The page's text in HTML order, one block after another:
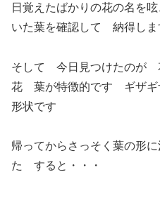
日覚えたばかりの花の名を
いた葉を確認して 納得しま
そして 今日見つけたのが
花 葉が特徴的です ギザギ
形状です
帰ってからさっそく葉の形
た すると・・・